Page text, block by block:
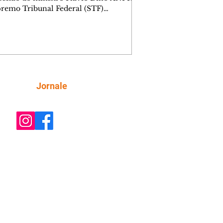
Tribunal Federal (STF)
será feita no âmbito da Ação Direta
relatada pelo
Jornale